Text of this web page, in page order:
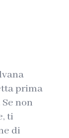
prima
non
ti
di